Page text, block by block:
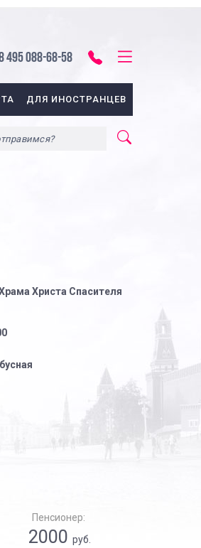
495 088-68-58
ДЛЯ ИНОСТРАНЦЕВ
Христа Спасителя
Пенсионер:
2000 руб.